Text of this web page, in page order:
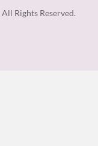
All Rights Reserved.